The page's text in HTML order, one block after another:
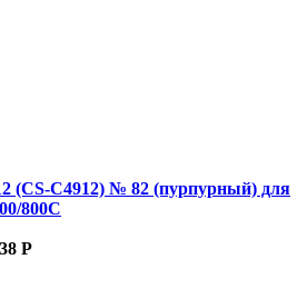
(CS-C4912) № 82 (пурпурный) для
800C
Р